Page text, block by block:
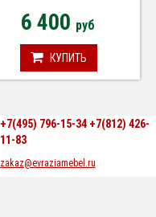
6 400 руб
КУПИТЬ
+7(495) 796-15-34 +7(812) 426-
11-83
zakaz@evraziamebel.ru